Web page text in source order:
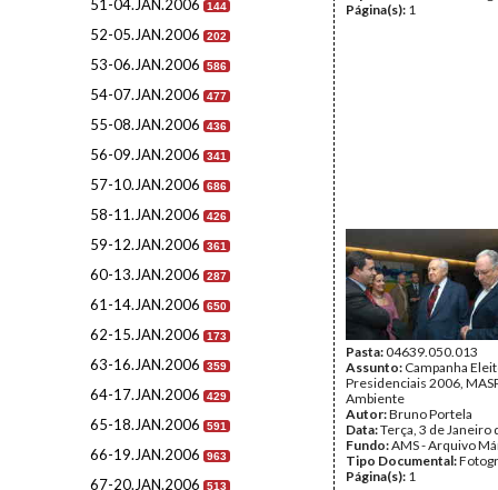
51-04.JAN.2006 144
52-05.JAN.2006 202
53-06.JAN.2006 586
54-07.JAN.2006 477
55-08.JAN.2006 436
56-09.JAN.2006 341
57-10.JAN.2006 686
58-11.JAN.2006 426
59-12.JAN.2006 361
60-13.JAN.2006 287
61-14.JAN.2006 650
62-15.JAN.2006 173
63-16.JAN.2006 359
64-17.JAN.2006 429
65-18.JAN.2006 591
66-19.JAN.2006 963
67-20.JAN.2006 513
Página(s): 1
Pasta:04639.050.013
Assunto: Campanha
Presidenciais 2006,
Ambiente
Autor:Bruno Portela
Data:Terça, 3 de Janeiro
Fundo:AMS - Arquivo
Tipo Documental:
Página(s): 1